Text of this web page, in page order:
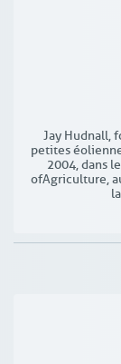
Jay Hudnall,
petites
2004, dans
of Agriculture,